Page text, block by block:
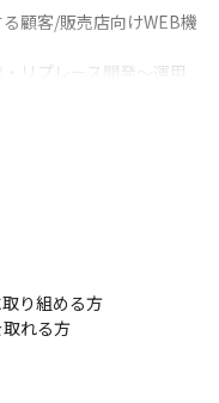
顧客/販売店向けWEB機
リプレース開発～運用
り組める方
れる方